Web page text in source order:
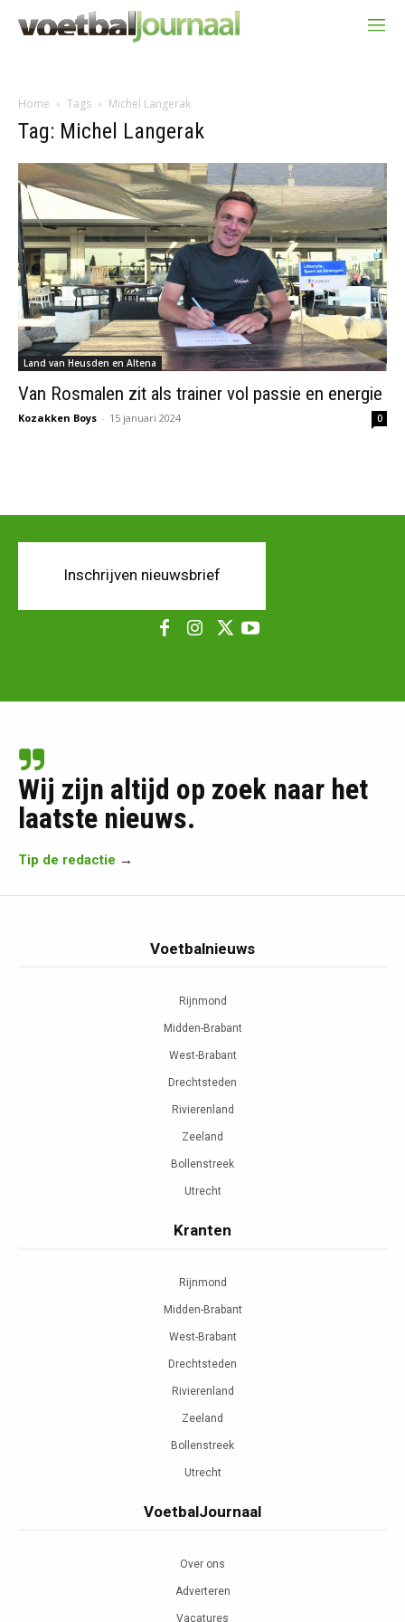
Home Tags Michel Langerak
Tag: Michel Langerak
Land van Heusden en Altena
Van Rosmalen zit als trainer vol passie en energie
Kozakken Boys - 15 januari 2024 0
Inschrijven nieuwsbrief
Wij zijn altijd op zoek naar het
laatste nieuws.
Tip de redactie →
Voetbalnieuws
Rijnmond
Midden-Brabant
West-Brabant
Drechtsteden
Rivierenland
Zeeland
Bollenstreek
Utrecht
Kranten
Rijnmond
Midden-Brabant
West-Brabant
Drechtsteden
Rivierenland
Zeeland
Bollenstreek
Utrecht
VoetbalJournaal
Over ons
Adverteren
Vacatures